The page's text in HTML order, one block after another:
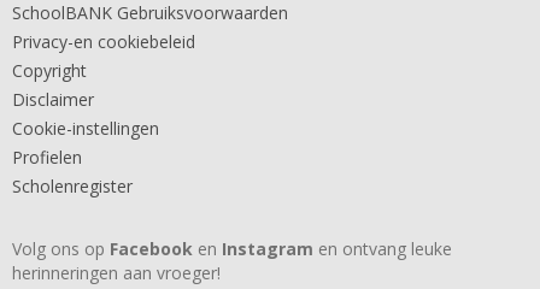
SchoolBANK Gebruiksvoorwaarden
Privacy-en cookiebeleid
Copyright
Disclaimer
Cookie-instellingen
Profielen
Scholenregister
Volg ons op Facebook en Instagram en ontvang leuke
herinneringen aan vroeger!